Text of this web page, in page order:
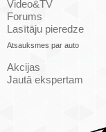
Video&TV
Forums
Lasītāju pieredze
Atsauksmes par auto
Akcijas
Jautā ekspertam